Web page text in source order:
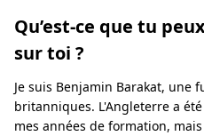
Qu’est-ce que tu
sur toi ?
Je suis Benjamin Barakat, une
britanniques. L'Angleterre a
mes années de formation,